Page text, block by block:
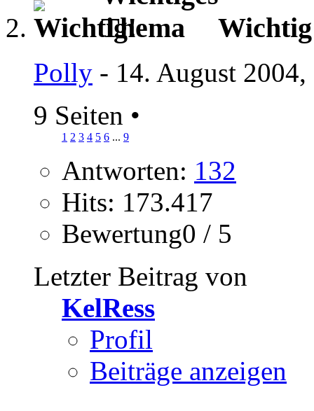
Polly - 14. August
9 Seiten •
1 2 3 4 5 6 ... 9
Antworten: 132
Hits: 173.417
Bewertung0 / 5
Letzter Beitrag von
KelRess
Profil
Beiträge anzeigen